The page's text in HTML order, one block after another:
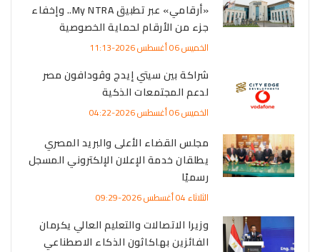
«أرقامي» عبر تطبيق My NTRA.. وإخفاء
جزء من الأرقام لحماية الخصوصية
الخميس 06 أغسطس 2026-11:13
شراكة بين سيتي إيدج وڤودافون مصر
لدعم المجتمعات الذكية
الخميس 06 أغسطس 2026-04:22
مجلس القضاء الأعلى والبريد المصري
يطلقان خدمة الإعلان الإلكتروني المسجل
رسميًا
الثلاثاء 04 أغسطس 2026-09:29
وزيرا الاتصالات والتعليم العالي يكرمان
الفائزين بهاكاثون الذكاء الاصطناعي